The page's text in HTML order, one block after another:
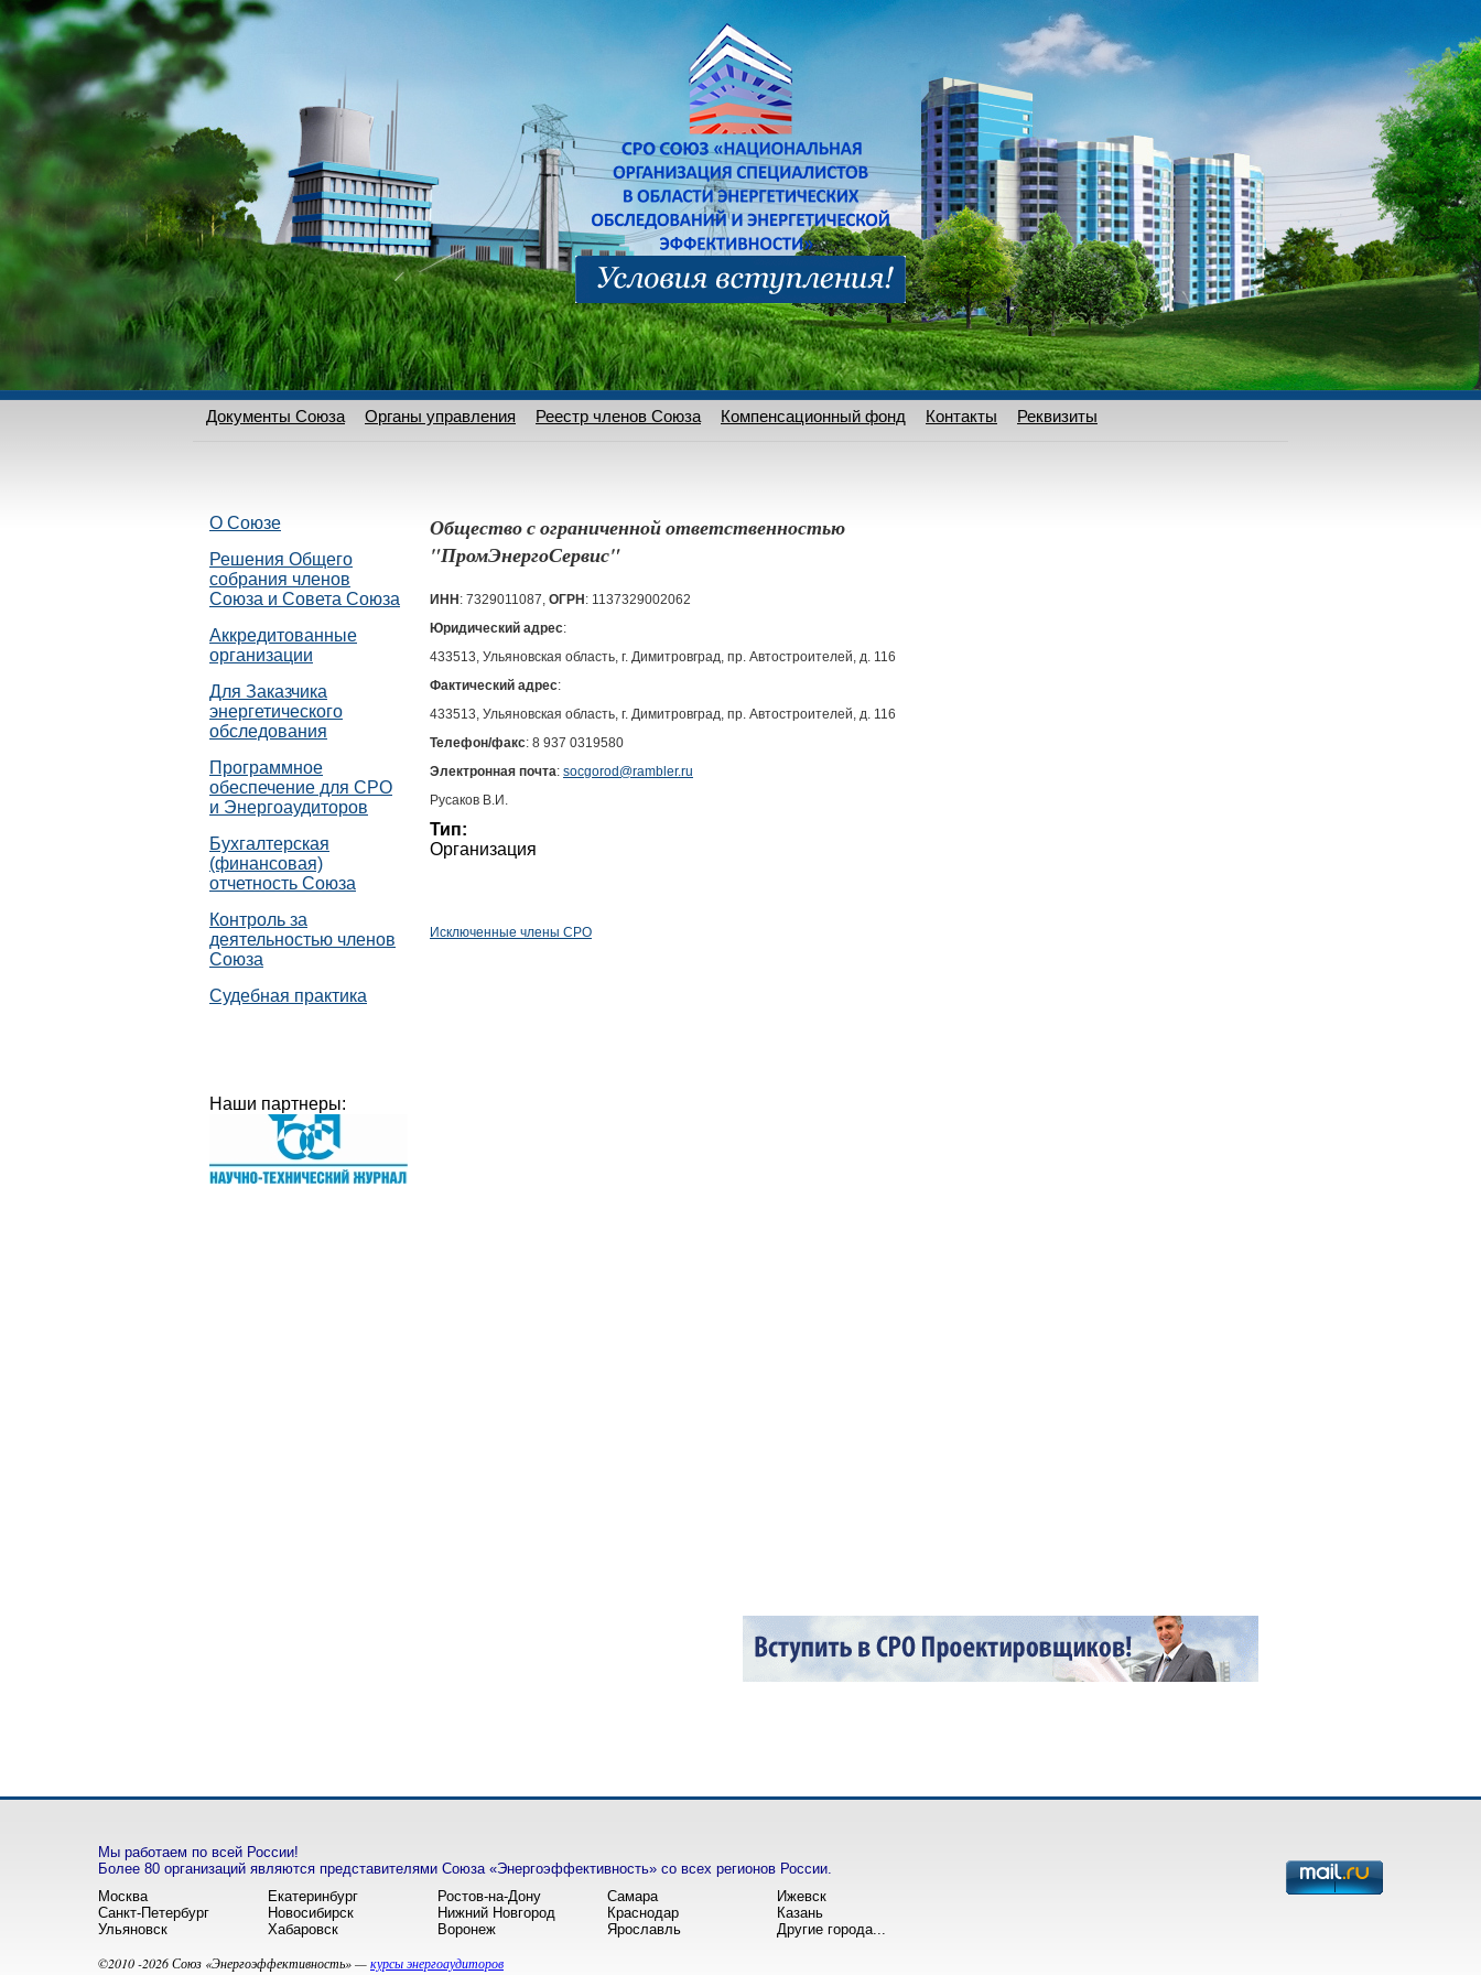
Документы Союза Органы управления Реестр членов Союза Компенсационный фонд Контакты Реквизиты
О Союзе
Решения Общего
собрания членов
Союза и Совета Союза
Аккредитованные
организации
Для Заказчика
энергетического
обследования
Программное
обеспечение для СРО
и Энергоаудиторов
Бухгалтерская
(финансовая)
отчетность Союза
Контроль за
деятельностью членов
Союза
Судебная практика
Наши партнеры:
Общество с ограниченной ответственностью
"ПромЭнергоСервис"
ИНН : 7329011087, ОГРН : 1137329002062
Юридический адрес:
433513, Ульяновская область, г. Димитровград, пр. Автостроителей, д. 116
Фактический адрес:
433513, Ульяновская область, г. Димитровград, пр. Автостроителей, д. 116
Телефон/факс: 8 937 0319580
Электронная почта: socgorod@rambler.ru
Русаков В.И.
Тип:
Организация
Исключенные члены СРО
Мы работаем по всей России!
Более 80 организаций являются представителями Союза «Энергоэффективность» со всех регионов России.
Москва
Екатеринбург Ростов-на-Дону Самара
Ижевск
Санкт-Петербург
Новосибирск Нижний Новгород Краснодар
Казань
Ульяновск
Хабаровск Воронеж Ярославль Другие города...
©2010 -2026 Союз «Энергоэффективность» —курсы энергоаудиторов